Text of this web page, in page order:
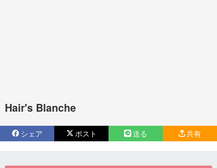
Hair's Blanche
シェア ポスト 送る 共有